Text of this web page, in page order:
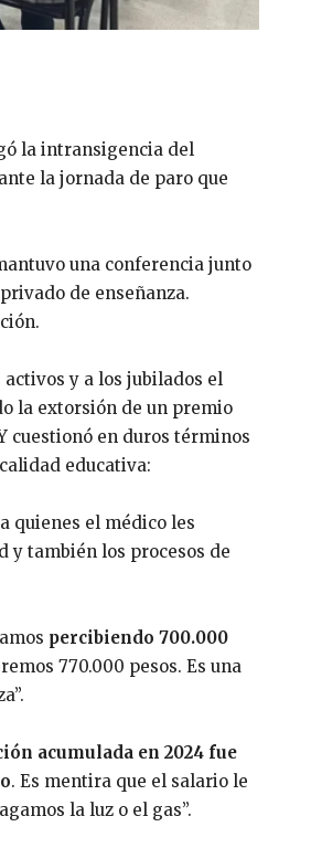
la intransigencia del
la jornada de paro que
una conferencia junto
de enseñanza.
y a los jubilados el
la extorsión de un premio
cuestionó en duros términos
educativa:
a quienes el médico les
y también los procesos de
percibiendo 700.000
770.000 pesos. Es una
acumulada en 2024 fue
. Es mentira que el salario le
la luz o el gas”.